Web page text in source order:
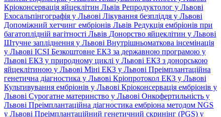
Кріоконсервація яйцеклітин Львів Репродуктолог у Львові
Ехосальпінгографія у Львові Лікування безпліддя у Львові
Допоміжний хетчинг ембріонів Львів Редукція ембріонів при
багатоплідній вагітності Львів Донорство яйцеклітин у Львові
Штучне запліднення у Львові Внутрішньоматкова інсемінація
у Львові ICSI Безкоштовне ЕКЗ за державною програмою у
Львові ЕКЗ у природному циклі у Львові ЕКЗ з донорською
яйцеклітиною у Львові Міні ЕКЗ у Львові Преімплантаційна
генетична діагностика у Львові Кріопротокол ЕКЗ у Львові
Культивування ембріонів у Львові Кріоконсервація ембріонів у
Львові Сурогатне материнство у Львові Онкофертильність у
Львові Преімплантаційна діагностика ембріона методом NGS
у Львові Преімплантаційний генетичний скринінг (PGS) у